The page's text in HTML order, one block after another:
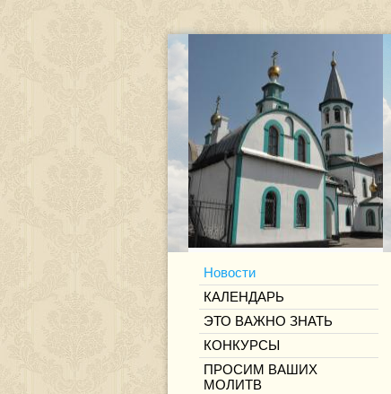
Новости
КАЛЕНДАРЬ
ЭТО ВАЖНО ЗНАТЬ
КОНКУРСЫ
ПРОСИМ ВАШИХ
МОЛИТВ